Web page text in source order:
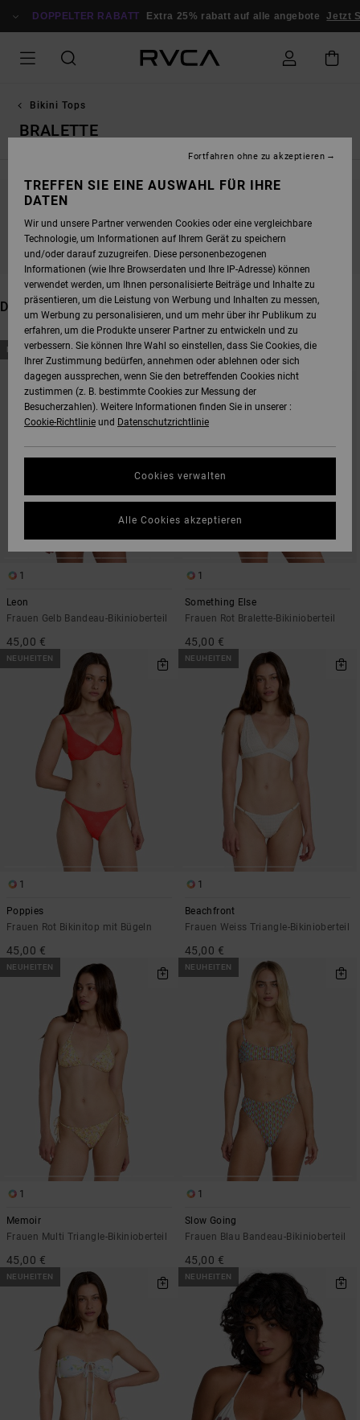
ZUR
DOPPELTER RABATT Extra 25% rabatt auf alle angebote Jetzt
Bikini Tops
BRALETTE
BLEIB DABEI, DIE PRODUKTE SIND BALD
WIEDER DA
DAS KÖNNTE DIR AUCH GEFALLEN
DIREKT
ZU
FILTERKRITERIEN
ÜBERSPRINGEN
UND
FILTERN
NEUHEITEN
1
Leon
Frauen Gelb Bandeau-Bikinioberteil
45,00 €
NEUHEITEN
1
Something Else
Frauen Rot Bralette-Bikinioberteil
45,00 €
NEUHEITEN
1
Poppies
Frauen Rot Bikinitop mit Bügeln
45,00 €
NEUHEITEN
1
Beachfront
Frauen Weiss Triangle-Bikinioberteil
45,00 €
NEUHEITEN
1
Memoir
Frauen Multi Triangle-Bikinioberteil
45,00 €
NEUHEITEN
1
Slow Going
Frauen Blau Bandeau-Bikinioberteil
45,00 €
NEUHEITEN NEUHEITEN
TREFFEN SIE EINE AUSWAHL FÜR IHRE
DATEN
Wir und unsere Partner verwenden Cookies oder eine vergleichbare
Technologie, um Informationen auf Ihrem Gerät zu speichern
und/oder darauf zuzugreifen. Diese personenbezogenen
Informationen (wie Ihre Browserdaten und Ihre IP-Adresse) können
verwendet werden, um Ihnen personalisierte Beiträge und Inhalte zu
präsentieren, um die Leistung von Werbung und Inhalten zu messen,
um Werbung zu personalisieren, und um mehr über ihr Publikum zu
erfahren, um die Produkte unserer Partner zu entwickeln und zu
verbessern. Sie können Ihre Wahl so einstellen, dass Sie Cookies, die
Ihrer Zustimmung bedürfen, annehmen oder ablehnen oder sich
dagegen aussprechen, wenn Sie den betreffenden Cookies nicht
zustimmen (z. B. bestimmte Cookies zur Messung der
Besucherzahlen). Weitere Informationen finden Sie in unserer :
Cookie-Richtlinie und Datenschutzrichtlinie
Cookies verwalten
Fortfahren ohne zu akzeptieren
Alle Cookies akzeptieren